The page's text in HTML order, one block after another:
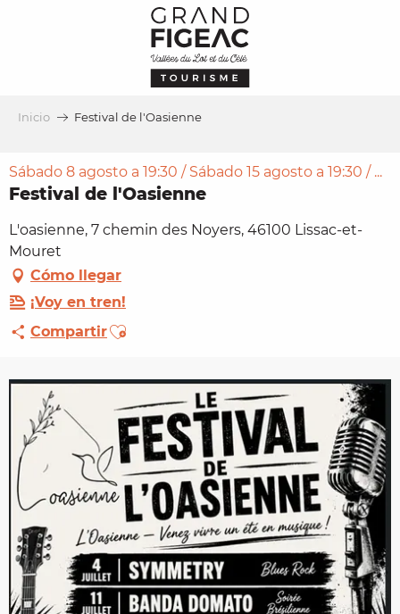
Inicio Festival de l'Oasienne
Sábado 8 agosto a 19:30 / Sábado 15 agosto a 19:30 / ...
Festival de l'Oasienne
L'oasienne, 7 chemin des Noyers, 46100 Lissac-et-
Mouret
Cómo llegar
¡Voy en tren!
CompartirAjouter aux favoris